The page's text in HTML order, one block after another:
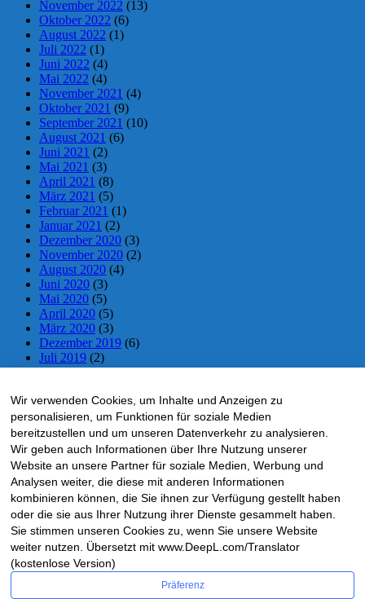
November 2022 (13)
Oktober 2022 (6)
August 2022 (1)
Juli 2022 (1)
Juni 2022 (4)
Mai 2022 (4)
November 2021 (4)
Oktober 2021 (9)
September 2021 (10)
August 2021 (6)
Juni 2021 (2)
Mai 2021 (3)
April 2021 (8)
März 2021 (5)
Februar 2021 (1)
Januar 2021 (2)
Dezember 2020 (3)
November 2020 (2)
August 2020 (4)
Juni 2020 (3)
Mai 2020 (5)
April 2020 (5)
März 2020 (3)
Dezember 2019 (6)
Juli 2019 (2)
Juni 2019(2)
April 2019(5)
März 2019 (1)
November 2018(10)
Oktober 2018(5)
September 2018(1)
Mai 2018
(4)
April 2018 (4)
März 2018(1)
Februar 2018(2)
Dezember 2017 (3)
November 2017(18)
Oktober 2017(12)
HRS-LIVTICKER – via Facebook
Wir verwenden Cookies, um Inhalte und Anzeigen zu
personalisieren, um Funktionen für soziale Medien
bereitzustellen und um unseren Datenverkehr zu analysieren.
Wir geben auch Informationen über Ihre Nutzung unserer
Website an unsere Partner für soziale Medien, Werbung und
Analysen weiter, die diese mit anderen Informationen
kombinieren können, die Sie ihnen zur Verfügung gestellt haben
oder die sie aus Ihrer Nutzung ihrer Dienste gesammelt haben.
Sie stimmen unseren Cookies zu, wenn Sie unsere Website
weiter nutzen. Übersetzt mit www.DeepL.com/Translator
(kostenlose Version)
Präferenz